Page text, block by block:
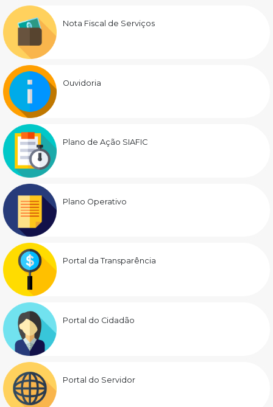
Nota Fiscal de Serviços
Ouvidoria
Plano de Ação SIAFIC
Plano Operativo
Portal da Transparência
Portal do Cidadão
Portal do Servidor